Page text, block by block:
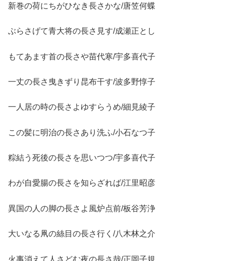
新巻の荷にちがひなき長さかな/唐笠何蝶
ぶらさげて青大将の長さ見す/成瀬正とし
もてあます首の長さや苗代寒/宇多喜代子
一丈の長さ曳きずり昆布干す/波多野惇子
一人居の時の長さよゆすらうめ/細見綾子
この髪に明治の長さあり洗ふ/小石なつ子
粽結う死後の長さを思いつつ/宇多喜代子
わが自愛腸の長さを知らざれば/江里昭彦
異国の人の脚の長さよ風炉点前/板谷芳浄
大いなる凧の絲目の長さ行く/八木林之介
火事消えて人さどむ夜の長さ哉/正岡子規